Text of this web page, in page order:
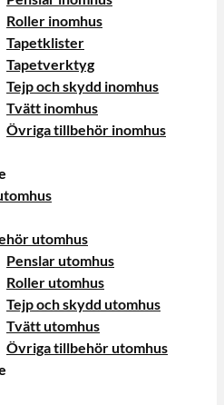
Roller inomhus
Tapetklister
Tapetverktyg
Tejp och skydd inomhus
Tvätt inomhus
Övriga tillbehör inomhus
utomhus
Penslar utomhus
Roller utomhus
Tejp och skydd utomhus
Tvätt utomhus
Övriga tillbehör utomhus